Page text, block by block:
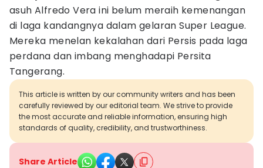
asuh Alfredo Vera ini belum meraih kemenangan
di laga kandangnya dalam gelaran Super League.
Mereka menelan kekalahan dari Persis pada laga
perdana dan imbang menghadapi Persita
Tangerang.
This article is written by our community writers and has been
carefully reviewed by our editorial team. We strive to provide
the most accurate and reliable information, ensuring high
standards of quality, credibility, and trustworthiness.
Share Article